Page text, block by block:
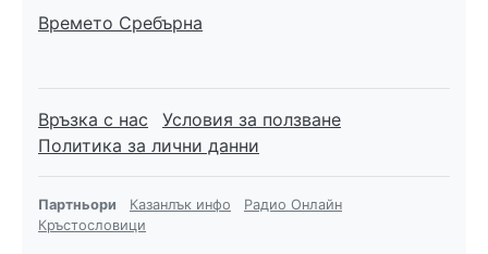
Времето Сребърна
Връзка с нас
Условия за ползване
Политика за лични данни
Партньори Казанлък инфо
Радио Онлайн
Кръстословици